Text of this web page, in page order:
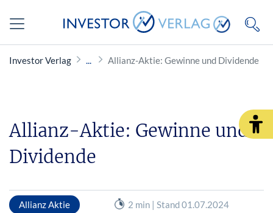
Investor Verlag Allianz-Aktie: Gewinne und Dividende
Allianz-Aktie: Gewinne und
Dividende
Allianz Aktie
2 min | Stand 01.07.2024